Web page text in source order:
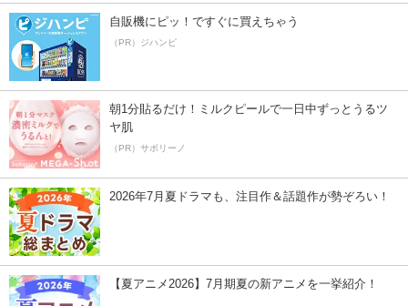
自販機にピッ！ですぐに買えちゃう
（PR）ジハンピ
朝1分貼るだけ！ミルクピールで一日中ずっとうるツ
ヤ肌
（PR）サボリーノ
2026年7月夏ドラマも、注目作＆話題作が勢ぞろい！
【夏アニメ2026】7月期夏の新アニメを一挙紹介！